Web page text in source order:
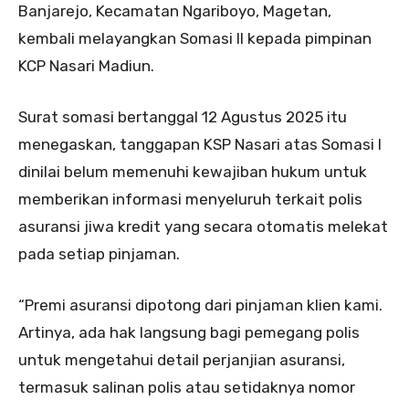
Banjarejo, Kecamatan Ngariboyo, Magetan,
kembali melayangkan Somasi II kepada pimpinan
KCP Nasari Madiun.
Surat somasi bertanggal 12 Agustus 2025 itu
menegaskan, tanggapan KSP Nasari atas Somasi I
dinilai belum memenuhi kewajiban hukum untuk
memberikan informasi menyeluruh terkait polis
asuransi jiwa kredit yang secara otomatis melekat
pada setiap pinjaman.
“Premi asuransi dipotong dari pinjaman klien kami.
Artinya, ada hak langsung bagi pemegang polis
untuk mengetahui detail perjanjian asuransi,
termasuk salinan polis atau setidaknya nomor